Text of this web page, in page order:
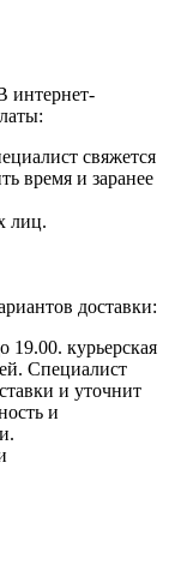
интернет-
свяжется
время и заранее
лиц.
доставки:
19.00. курьерская
Специалист
и уточнит
и